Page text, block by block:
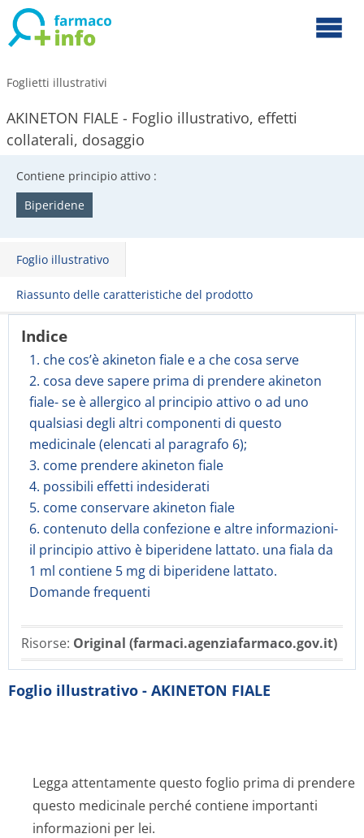
Foglietti illustrativi
AKINETON FIALE - Foglio illustrativo, effetti
collaterali, dosaggio
Contiene principio attivo :
Biperidene
Foglio illustrativo
Riassunto delle caratteristiche del prodotto
Indice
1. che cos’è akineton fiale e a che cosa serve
2. cosa deve sapere prima di prendere akineton
fiale- se è allergico al principio attivo o ad uno
qualsiasi degli altri componenti di questo
medicinale (elencati al paragrafo 6);
3. come prendere akineton fiale
4. possibili effetti indesiderati
5. come conservare akineton fiale
6. contenuto della confezione e altre informazioni-
il principio attivo è biperidene lattato. una fiala da
1 ml contiene 5 mg di biperidene lattato.
Domande frequenti
Risorse: Original (farmaci.agenziafarmaco.gov.it)
Foglio illustrativo - AKINETON FIALE
Legga attentamente questo foglio prima di prendere
questo medicinale perché contiene importanti
informazioni per lei.